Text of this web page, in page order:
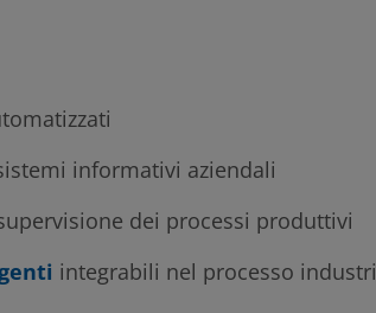
informativi aziendali
dei processi produttivi
integrabili nel processo